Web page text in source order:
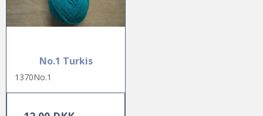
No.1 Turkis
1370No.1